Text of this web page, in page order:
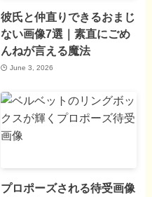
彼氏と仲直りできるおまじ
ない画像7選｜素直にごめ
んねが言える魔法
June 3, 2026
プロポーズされる待受画像